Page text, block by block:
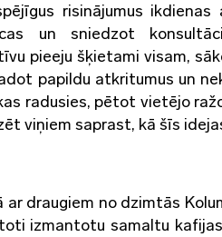
risinājumus ikdienas
un sniedzot
pieeju šķietami visam,
papildu atkritumus un
radusies, pētot vietējo
viņiem saprast, kā šīs
draugiem no dzimtās
izmantotu samaltu